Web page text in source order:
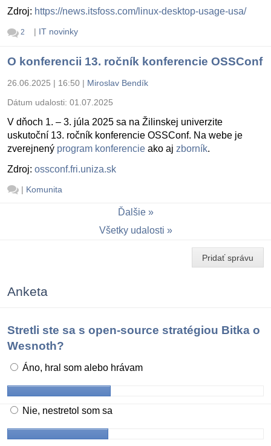
Zdroj: https://news.itsfoss.com/linux-desktop-usage-usa/
2 | IT novinky
O konferencii 13. ročník konferencie OSSConf
26.06.2025 | 16:50 | Miroslav Bendík
Dátum udalosti: 01.07.2025
V dňoch 1. – 3. júla 2025 sa na Žilinskej univerzite
uskutoční 13. ročník konferencie OSSConf. Na webe je
zverejnený program konferencie ako aj zborník.
Zdroj: ossconf.fri.uniza.sk
| Komunita
Ďalšie
Všetky udalosti
Pridať správu
Anketa
Stretli ste sa s open-source stratégiou Bitka o
Wesnoth?
Áno, hral som alebo hrávam
Nie, nestretol som sa